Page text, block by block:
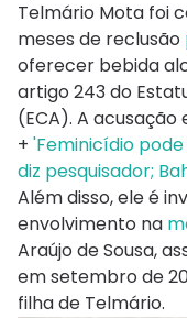
Telmário Mota foi
meses de reclusão
oferecer bebida
artigo 243 do
(ECA). A
+ 'Feminicídio
diz pesquisador;
Além disso, ele é
envolvimento na
Araújo de Sousa,
em setembro de
filha de Telmário.